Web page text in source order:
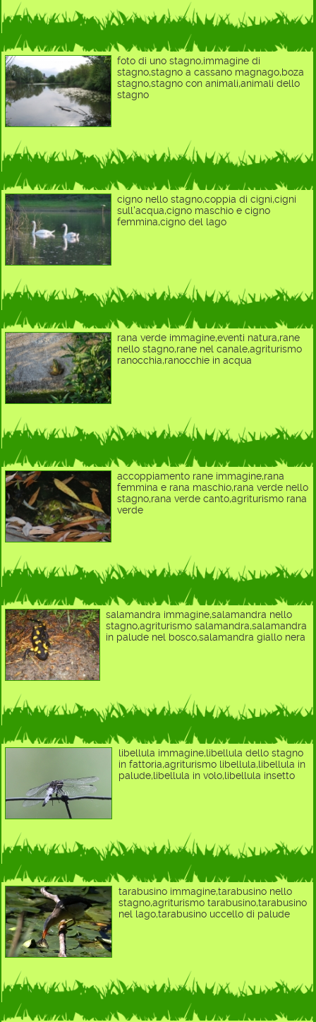
foto di uno stagno,immagine di
stagno,stagno a cassano magnago,boza
stagno,stagno con animali,animali dello
stagno
cigno nello stagno,coppia di cigni,cigni
sull'acqua,cigno maschio e cigno
femmina,cigno del lago
rana verde immagine,eventi natura,rane
nello stagno,rane nel canale,agriturismo
ranocchia,ranocchie in acqua
accoppiamento rane immagine,rana
femmina e rana maschio,rana verde nello
stagno,rana verde canto,agriturismo rana
verde
salamandra immagine,salamandra nello
stagno,agriturismo salamandra,salamandra
in palude nel bosco,salamandra giallo nera
libellula immagine,libellula dello stagno
in fattoria,agriturismo libellula,libellula in
palude,libellula in volo,libellula insetto
tarabusino immagine,tarabusino nello
stagno,agriturismo tarabusino,tarabusino
nel lago,tarabusino uccello di palude